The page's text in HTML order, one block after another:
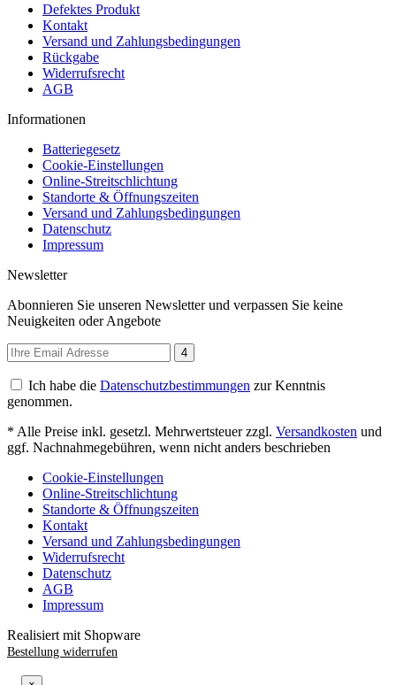
Defektes Produkt
Kontakt
Versand und Zahlungsbedingungen
Rückgabe
Widerrufsrecht
AGB
Informationen
Batteriegesetz
Cookie-Einstellungen
Online-Streitschlichtung
Standorte & Öffnungszeiten
Versand und Zahlungsbedingungen
Datenschutz
Impressum
Newsletter
Abonnieren Sie unseren Newsletter und verpassen Sie keine
Neuigkeiten oder Angebote
4
Ich habe die Datenschutzbestimmungen zur Kenntnis
genommen.
* Alle Preise inkl. gesetzl. Mehrwertsteuer zzgl. Versandkosten und
ggf. Nachnahmegebühren, wenn nicht anders beschrieben
Cookie-Einstellungen
Online-Streitschlichtung
Standorte & Öffnungszeiten
Kontakt
Versand und Zahlungsbedingungen
Widerrufsrecht
Datenschutz
AGB
Impressum
Realisiert mit Shopware
Bestellung widerrufen